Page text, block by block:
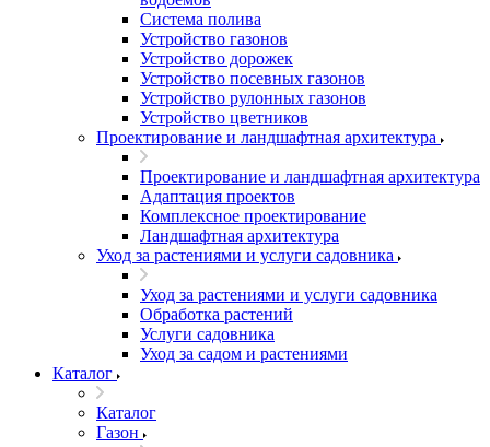
Система полива
Устройство газонов
Устройство дорожек
Устройство посевных газонов
Устройство рулонных газонов
Устройство цветников
Проектирование и ландшафтная архитектура
Проектирование и ландшафтная архитектура
Адаптация проектов
Комплексное проектирование
Ландшафтная архитектура
Уход за растениями и услуги садовника
Уход за растениями и услуги садовника
Обработка растений
Услуги садовника
Уход за садом и растениями
Каталог
Каталог
Газон